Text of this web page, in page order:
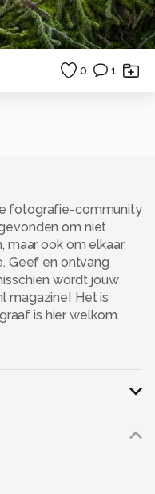
0 1
fotografie-community
om niet
maar ook om elkaar
Geef en ontvang
wordt jouw
magazine! Het is
is hier welkom.